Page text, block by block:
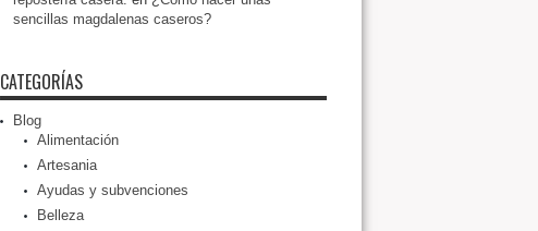
sencillas magdalenas caseros?
CATEGORÍAS
Blog
Alimentación
Artesania
Ayudas y subvenciones
Belleza